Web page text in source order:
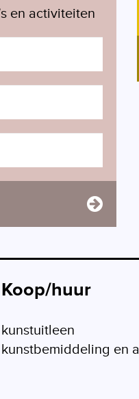
en activiteiten
Koop/huur
kunstuitleen
kunstbemiddeling en